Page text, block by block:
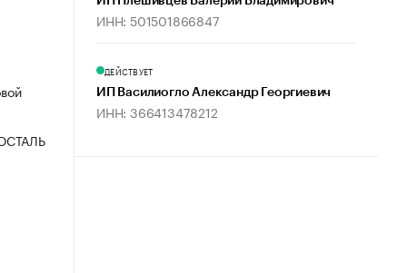
ИНН: 501501866847
ДЕЙСТВУЕТ
ИП Василиогло Александр Георгиевич
ИНН: 366413478212